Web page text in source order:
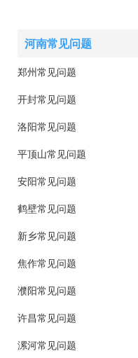
河南常见问题
郑州常见问题
开封常见问题
洛阳常见问题
平顶山常见问题
安阳常见问题
鹤壁常见问题
新乡常见问题
焦作常见问题
濮阳常见问题
许昌常见问题
漯河常见问题